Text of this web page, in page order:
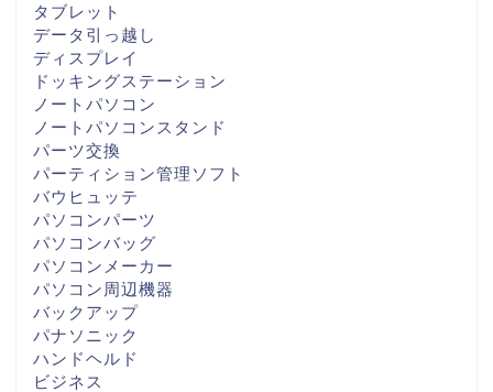
タブレット
データ引っ越し
ディスプレイ
ドッキングステーション
ノートパソコン
ノートパソコンスタンド
パーツ交換
パーティション管理ソフト
バウヒュッテ
パソコンパーツ
パソコンバッグ
パソコンメーカー
パソコン周辺機器
バックアップ
パナソニック
ハンドヘルド
ビジネス